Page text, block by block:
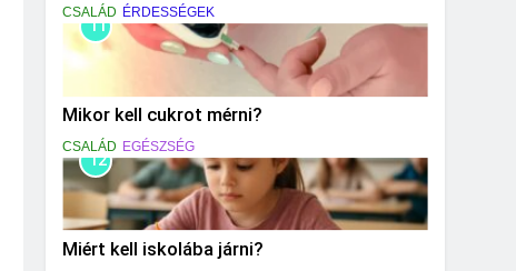
CSALÁD ÉRDESSÉGEK
11
Mikor kell cukrot mérni?
CSALÁD EGÉSZSÉG
12
Miért kell iskolába járni?